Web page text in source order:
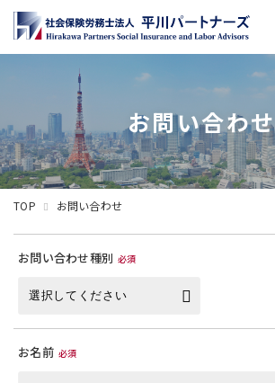
お問い合わせ
TOP お問い合わせ
お問い合わせ種別 必須
お名前 必須